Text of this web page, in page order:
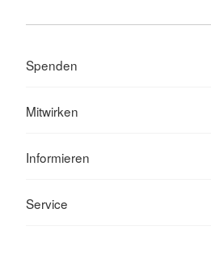
Spenden
Mitwirken
Informieren
Service